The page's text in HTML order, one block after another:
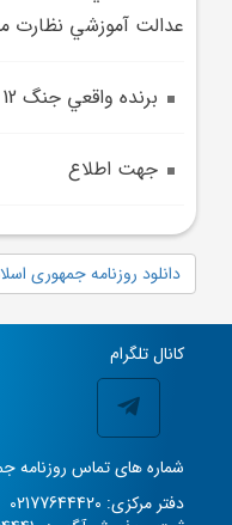
عدالت آموزشي نظارت
برنده واقعي جنگ 12 روزه که بود؟
جهت اطلاع
دانلود روزنامه جمهوری اسلامی چهار شنبه
کانال تلگرام
شماره های تماس روزنامه
دفتر مرکزی: 02177644420